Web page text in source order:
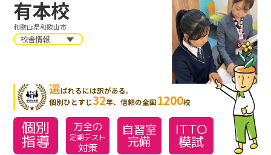
有本校
和歌山県和歌山市
校舎情報
選ばれるには訳がある。
個別ひとすじ32年、信頼の全国1200校
個別
指導
万全の
定期テスト
対策
自習室
完備
ITTO
模試